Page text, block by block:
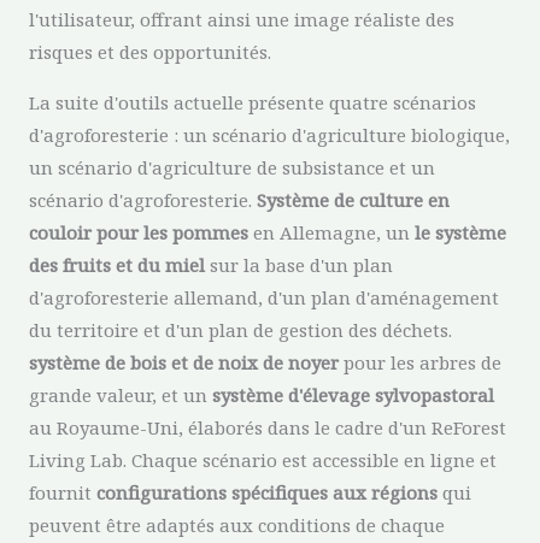
l'utilisateur, offrant ainsi une image réaliste des
risques et des opportunités.
La suite d'outils actuelle présente quatre scénarios
d'agroforesterie : un scénario d'agriculture biologique,
un scénario d'agriculture de subsistance et un
scénario d'agroforesterie. Système de culture en
couloir pour les pommes en Allemagne, un le système
des fruits et du miel sur la base d'un plan
d'agroforesterie allemand, d'un plan d'aménagement
du territoire et d'un plan de gestion des déchets.
système de bois et de noix de noyerpour les arbres de
grande valeur, et un système d'élevage sylvopastoral
au Royaume-Uni, élaborés dans le cadre d'un ReForest
Living Lab. Chaque scénario est accessible en ligne et
fournit configurations spécifiques aux régions qui
peuvent être adaptés aux conditions de chaque